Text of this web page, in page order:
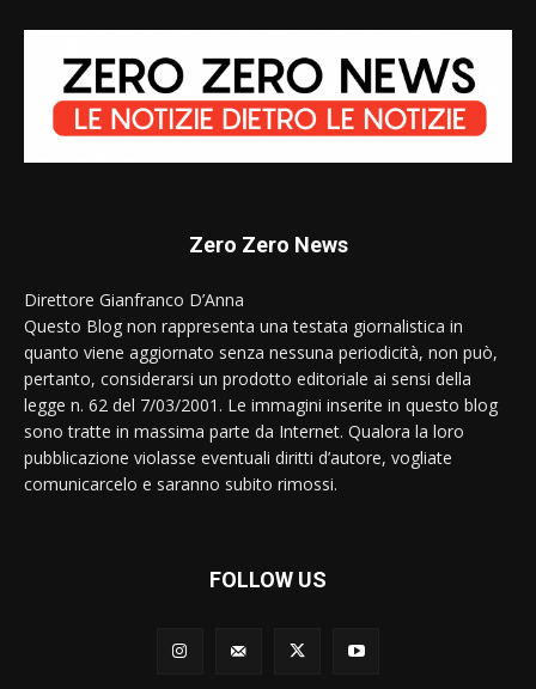
Zero Zero News
Direttore Gianfranco D’Anna
Questo Blog non rappresenta una testata giornalistica in
quanto viene aggiornato senza nessuna periodicità, non può,
pertanto, considerarsi un prodotto editoriale ai sensi della
legge n. 62 del 7/03/2001. Le immagini inserite in questo blog
sono tratte in massima parte da Internet. Qualora la loro
pubblicazione violasse eventuali diritti d’autore, vogliate
comunicarcelo e saranno subito rimossi.
FOLLOW US